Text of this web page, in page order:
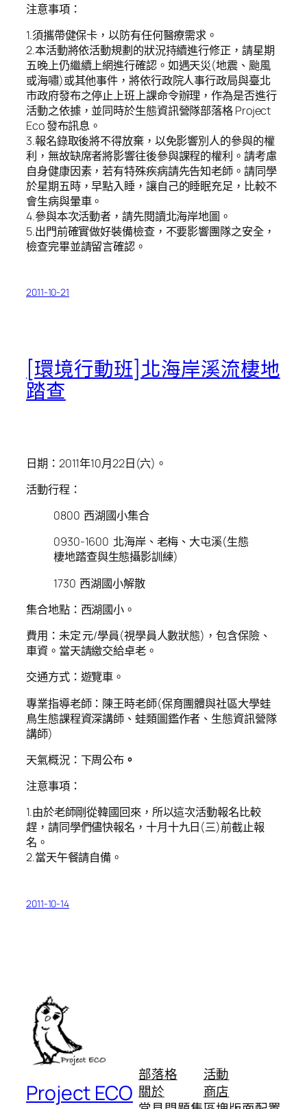
注意事項：
1.須攜帶健保卡，以防有任何醫療需求。
2.本活動將依活動規劃的狀況持續進行修正，請星期
五晚上仍繼續上網進行確認。如遇天災(地震、颱風
或海嘯)或其他事件，將依行政院人事行政局與臺北
市政府發布之停止上班上課命令辦理，作為是否進行
活動之依據，並同時於生態資訊營隊部落格 Project
Eco 發布訊息。
3.報名錄取後將不得放棄，以免影響別人的參與的權
利，無故缺席者將影響往後參與課程的權利。請考慮
自身健康因素，若有特殊疾病請先告知老師。請同學
於星期五時，早點入睡，讓自己的睡眠充足，比較不
會生病與暈車。
4.參與本次活動者，請先閱讀北海岸地圖。
5.出門前確實做好裝備檢查，不要影響團隊之安全，
檢查完畢並請留言確認。
2011-10-21
[環境行動班]北海岸溪流棲地
踏查
日期：2011年10月22日(六)。
活動行程：
0800 西湖國小集合
0930-1600 北海岸、老梅、大屯溪(生態
棲地踏查與生態攝影訓練)
1730 西湖國小解散
集合地點：西湖國小。
費用：未定 元/學員(視學員人數狀態)，包含保險、
車資。當天請繳交給卓老。
交通方式：遊覽車。
專業指導老師：陳王時老師(保育團體與社區大學蛙
鳥生態課程資深講師、蛙類圖鑑作者、生態資訊營隊
講師)
天氣概況：下周公布 。
注意事項：
1.由於老師剛從韓國回來，所以這次活動報名比較
趕，請同學們儘快報名，十月十九日(三)前截止報
名。
2.當天午餐請自備。
2011-10-14
Project ECO
部落格
關於
活動
商店